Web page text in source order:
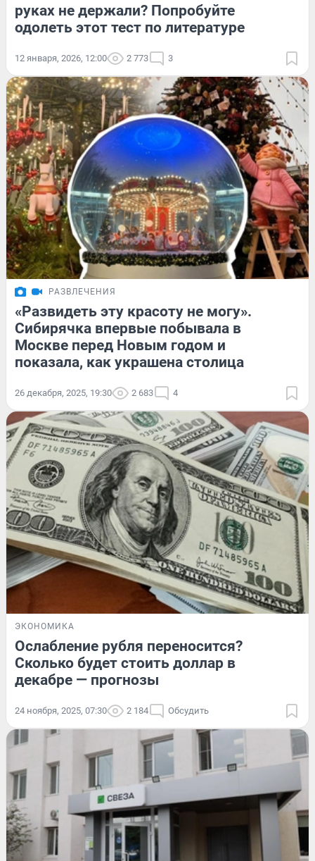
руках не держали? Попробуйте
одолеть этот тест по литературе
12 января, 2026, 12:00 2 773 3
РАЗВЛЕЧЕНИЯ
«Развидеть эту красоту не могу».
Сибирячка впервые побывала в
Москве перед Новым годом и
показала, как украшена столица
26 декабря, 2025, 19:30 2 683 4
ЭКОНОМИКА
Ослабление рубля переносится?
Сколько будет стоить доллар в
декабре — прогнозы
24 ноября, 2025, 07:30 2 184 Обсудить